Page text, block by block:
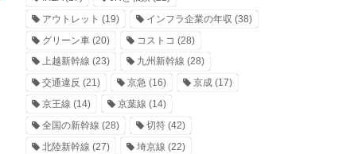
アウトレット (19) インフラ企業の年収 (38)
グリーン車 (20) コストコ (28)
上越新幹線 (23) 九州新幹線 (28)
交通違反 (21) 京急 (16) 京成(17)
京王線 (14) 京葉線 (14)
全国の新幹線 (28) 切符(42)
北陸新幹線 (27) 埼京線 (22)